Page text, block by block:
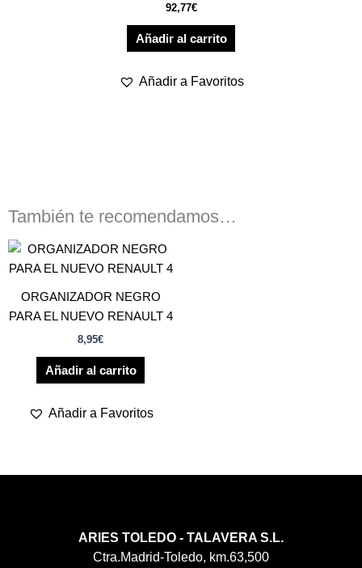
92,77€
Añadir al carrito
Añadir a Favoritos
También te recomendamos…
ORGANIZADOR NEGRO
PARA EL NUEVO RENAULT 4
8,95€
Añadir al carrito
Añadir a Favoritos
ARIES TOLEDO - TALAVERA S.L.
Ctra.Madrid-Toledo, km.63,500